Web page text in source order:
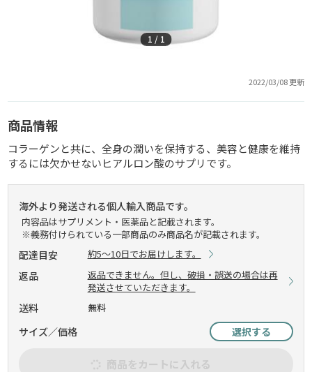
1 / 1
2022/03/08 更新
商品情報
コラーゲンと共に、全身の潤いを保持する、美容と健康を維持
するには欠かせないヒアルロン酸のサプリです。
海外より発送される個人輸入商品です。
内容品はサプリメント・医薬品と記載されます。
※義務付けられている一部商品のみ商品名が記載されます。
配達目安 約5～10日でお届けします。
返品
返品できません。但し、破損・誤送の場合は再
発送させていただきます。
送料 無料
サイズ／価格 選択する
商品をカートに入れる